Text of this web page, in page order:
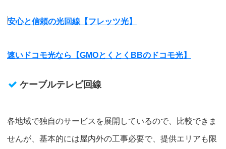
安心と信頼の光回線【フレッツ光】
速いドコモ光なら【GMOとくとくBBのドコモ光】
ケーブルテレビ回線
各地域で独自のサービスを展開しているので、比較できま
せんが、基本的には屋内外の工事必要で、提供エリアも限